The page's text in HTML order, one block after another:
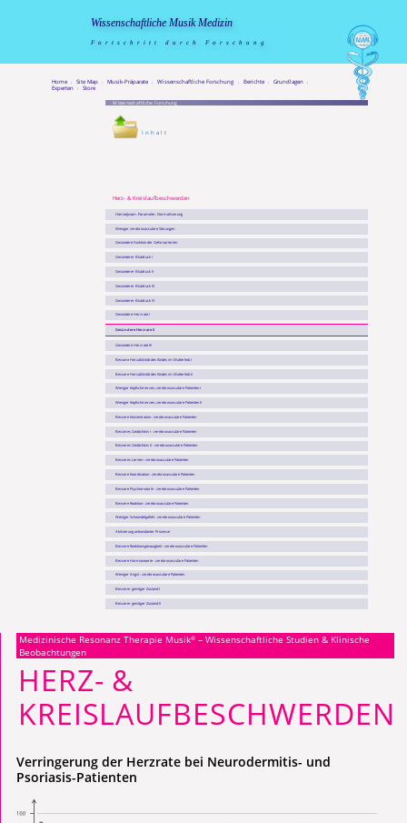
Wissenschaftliche Musik Medizin
Fortschritt durch Forschung
Home | Site Map | Musik-Präparate | Wissenschaftliche Forschung | Berichte | Grundlagen |
Experten | Store
Wissenschaftliche Forschung
Inhalt
Herz- & Kreis­lauf­be­schwer­den
Hämodynam. Parameter, Normalisierung
Weniger zerebrovasculäre Störungen
Gesündere Funktion der Gehirnarterien
Gesünderer Blutdruck I
Gesünderer Blutdruck II
Gesünderer Blutdruck III
Gesünderer Blutdruck IV
Gesündere Herzrate I
Gesündere Herzrate II
Gesündere Herzrate III
Bessere Herzaktivität des Kindes im Mutterleib I
Bessere Herzaktivität des Kindes im Mutterleib II
Weniger Kopfschmerzen, zerebrovasculäre Patienten I
Weniger Kopfschmerzen, zerebrovasculäre Patienten II
Bessere Konzentration - zerebrovasculäre Patienten
Besseres Gedächtnis I - zerebrovasculäre Patienten
Besseres Gedächtnis II - zerebrovasculäre Patienten
Besseres Lernen - zerebrovasculäre Patienten
Bessere Koordination - zerebrovasculäre Patienten
Bessere Psychomotorik - zerebrovasculäre Patienten
Bessere Reaktion - zerebrovasculäre Patienten
Weniger Schwindelgefühl - zerebrovasculäre Patienten
Aktivierung antioxidanter Prozesse
Bessere Reaktionsgenauigkeit - zerebrovasculäre Patienten
Bessere Hormonwerte - zerebrovasculäre Patienten
Weniger Angst - zerebrovasculäre Patienten
Besserer geistiger Zustand I
Besserer geistiger Zustand II
Medizinische Resonanz Therapie Musik®– Wissenschaftliche Studien & Klinische
Beobachtungen
HERZ- &
KREISLAUFBESCHWERDEN
Verringerung der Herzrate bei Neurodermitis- und
Psoriasis-Patienten